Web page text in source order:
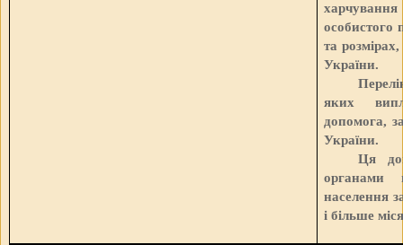
особистого
та
України.
яких
допомога,
України.
Ця
органами
населення
і більше